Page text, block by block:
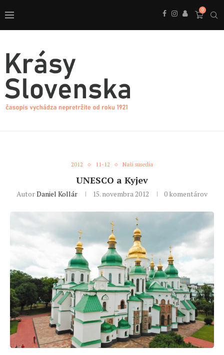
0
2012 11-12 Naši susedia
UNESCO a Kyjev
AutorDaniel Kollár 15. novembra 2012 0 komentárov